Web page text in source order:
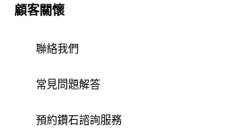
顧客關懷
聯絡我們
常見問題解答
預約鑽石諮詢服務